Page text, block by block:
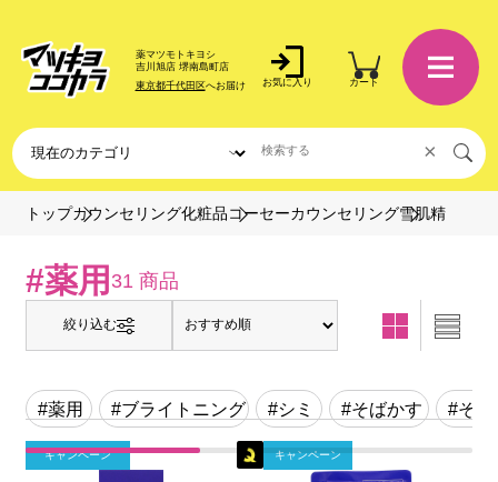
薬マツモトキヨシ
吉川旭店 堺南島町店
東京都千代田区へお届け お気に入り カート
×
トップカウンセリング化粧品 コーセーカウンセリング雪肌精
#薬用 31 商品
絞り込む
#薬用 #ブライトニング #シミ #そばかす #そば
キャンペーン キャンペーン